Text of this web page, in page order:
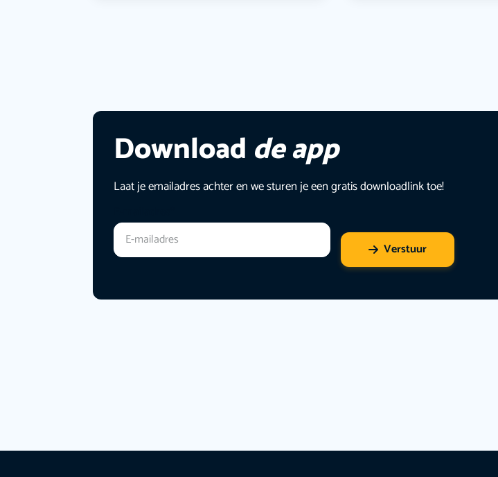
Download de app
Laat je emailadres achter en we sturen je een gratis downloadlink toe!
Verstuur